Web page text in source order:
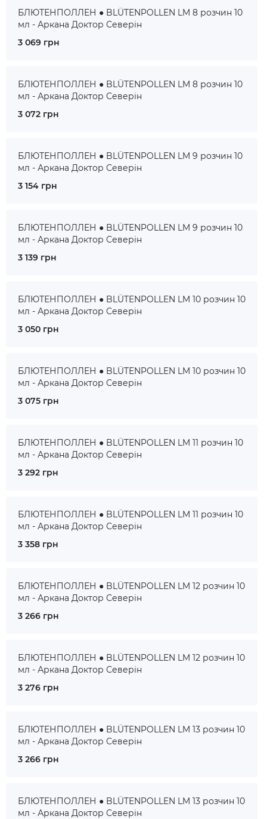
БЛЮТЕНПОЛЛЕН ● BLÜTENPOLLEN LM 8 розчин 10
мл - Аркана Доктор Северін
3 069 грн
БЛЮТЕНПОЛЛЕН ● BLÜTENPOLLEN LM 8 розчин 10
мл - Аркана Доктор Северін
3 072 грн
БЛЮТЕНПОЛЛЕН ● BLÜTENPOLLEN LM 9 розчин 10
мл - Аркана Доктор Северін
3 154 грн
БЛЮТЕНПОЛЛЕН ● BLÜTENPOLLEN LM 9 розчин 10
мл - Аркана Доктор Северін
3 139 грн
БЛЮТЕНПОЛЛЕН ● BLÜTENPOLLEN LM 10 розчин 10
мл - Аркана Доктор Северін
3 050 грн
БЛЮТЕНПОЛЛЕН ● BLÜTENPOLLEN LM 10 розчин 10
мл - Аркана Доктор Северін
3 075 грн
БЛЮТЕНПОЛЛЕН ● BLÜTENPOLLEN LM 11 розчин 10
мл - Аркана Доктор Северін
3 292 грн
БЛЮТЕНПОЛЛЕН ● BLÜTENPOLLEN LM 11 розчин 10
мл - Аркана Доктор Северін
3 358 грн
БЛЮТЕНПОЛЛЕН ● BLÜTENPOLLEN LM 12 розчин 10
мл - Аркана Доктор Северін
3 266 грн
БЛЮТЕНПОЛЛЕН ● BLÜTENPOLLEN LM 12 розчин 10
мл - Аркана Доктор Северін
3 276 грн
БЛЮТЕНПОЛЛЕН ● BLÜTENPOLLEN LM 13 розчин 10
мл - Аркана Доктор Северін
3 266 грн
БЛЮТЕНПОЛЛЕН ● BLÜTENPOLLEN LM 13 розчин 10
мл - Аркана Доктор Северін